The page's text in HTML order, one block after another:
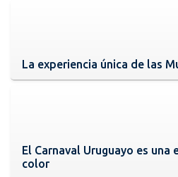
La experiencia única de las
El Carnaval Uruguayo es
color